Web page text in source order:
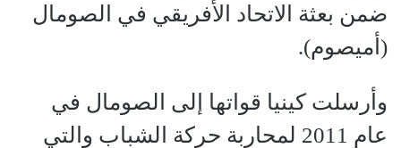
ضمن بعثة الاتحاد الأفريقي في الصومال
(أميصوم).
وأرسلت كينيا قواتها إلى الصومال في
عام 2011 لمحاربة حركة الشباب والتي